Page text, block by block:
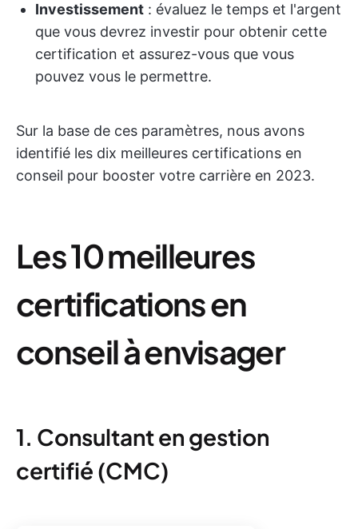
Investissement : évaluez le temps et l'argent
que vous devrez investir pour obtenir cette
certification et assurez-vous que vous
pouvez vous le permettre.
Sur la base de ces paramètres, nous avons
identifié les dix meilleures certifications en
conseil pour booster votre carrière en 2023.
Les 10 meilleures
certifications en
conseil à envisager
1. Consultant en gestion
certifié (CMC)